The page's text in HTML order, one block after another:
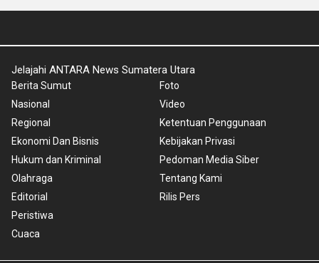
Jelajahi ANTARA News Sumatera Utara
Berita Sumut
Nasional
Regional
Ekonomi Dan Bisnis
Hukum dan Kriminal
Olahraga
Editorial
Peristiwa
Cuaca
Foto
Video
Ketentuan Penggunaan
Kebijakan Privasi
Pedoman Media Siber
Tentang Kami
Rilis Pers